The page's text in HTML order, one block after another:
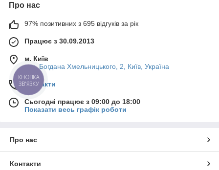
Про нас
97% позитивних з 695 відгуків за рік
Працює з 30.09.2013
м. Київ
вул. Богдана Хмельницького, 2, Київ, Україна
Контакти
Сьогодні працює з 09:00 до 18:00
Показати весь графік роботи
Про нас
Контакти
КНОПКА
ЗВ'ЯЗКУ